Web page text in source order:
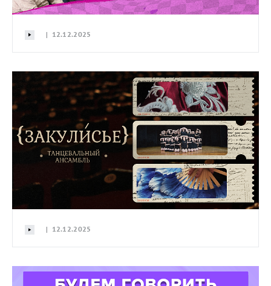
| 12.12.2025
| 12.12.2025